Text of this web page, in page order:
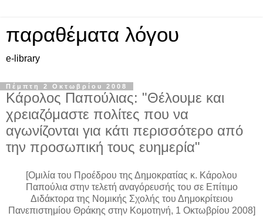
παραθέματα λόγου
e-library
Πέμπτη 2 Οκτωβρίου 2008
Κάρολος Παπούλιας: "Θέλουμε και
χρειαζόμαστε πολίτες που να
αγωνίζονται για κάτι περισσότερο από
την προσωπική τους ευημερία"
[Ομιλία του Προέδρου της Δημοκρατίας κ. Κάρολου
Παπούλια στην τελετή αναγόρευσής του σε Επίτιμο
Διδάκτορα της Νομικής Σχολής του Δημοκρίτειου
Πανεπιστημίου Θράκης στην Κομοτηνή, 1 Οκτωβρίου 2008]